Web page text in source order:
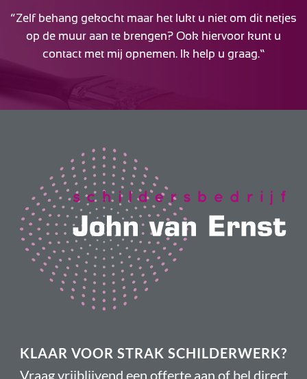
“Zelf behang gekocht maar het lukt u niet om dit netjes
op de muur aan te brengen? Ook hiervoor kunt u
contact met mij opnemen. Ik help u graag.”
KLAAR VOOR STRAK SCHILDERWERK?
Vraag vrijblijvend een offerte aan of bel direct